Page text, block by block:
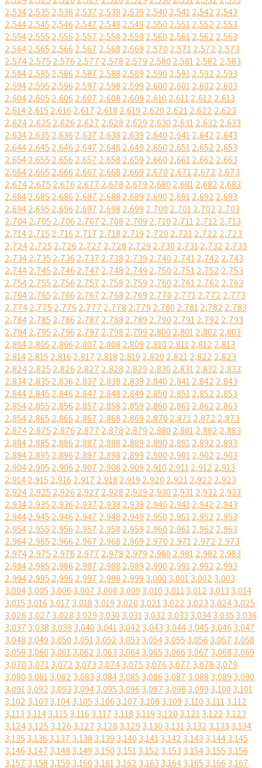
2,5342,535 2,536 2,537 2,538 2,539 2,540 2,5412,542 2,543
2,5442,545 2,546 2,547 2,548 2,549 2,550 2,5512,552 2,553
2,5542,555 2,556 2,557 2,558 2,559 2,560 2,5612,562 2,563
2,5642,565 2,566 2,567 2,568 2,569 2,570 2,5712,572 2,573
2,5742,575 2,576 2,577 2,578 2,579 2,580 2,5812,582 2,583
2,5842,585 2,586 2,587 2,588 2,589 2,590 2,5912,592 2,593
2,5942,595 2,596 2,597 2,598 2,599 2,600 2,6012,602 2,603
2,6042,605 2,606 2,607 2,608 2,609 2,610 2,6112,612 2,613
2,6142,615 2,616 2,617 2,618 2,619 2,620 2,6212,622 2,623
2,6242,625 2,626 2,627 2,628 2,629 2,630 2,6312,632 2,633
2,6342,635 2,636 2,637 2,638 2,639 2,640 2,6412,642 2,643
2,6442,645 2,646 2,647 2,648 2,649 2,650 2,6512,652 2,653
2,6542,655 2,656 2,657 2,658 2,659 2,660 2,6612,662 2,663
2,6642,665 2,666 2,667 2,668 2,669 2,670 2,6712,672 2,673
2,6742,675 2,676 2,677 2,678 2,679 2,680 2,6812,682 2,683
2,6842,685 2,686 2,687 2,688 2,689 2,690 2,6912,692 2,693
2,6942,695 2,696 2,697 2,698 2,699 2,700 2,7012,702 2,703
2,7042,705 2,706 2,707 2,708 2,709 2,710 2,7112,712 2,713
2,7142,715 2,716 2,717 2,718 2,719 2,720 2,7212,722 2,723
2,7242,725 2,726 2,727 2,728 2,729 2,730 2,7312,732 2,733
2,7342,735 2,736 2,737 2,738 2,739 2,740 2,7412,742 2,743
2,7442,745 2,746 2,747 2,748 2,749 2,750 2,7512,752 2,753
2,7542,755 2,756 2,757 2,758 2,759 2,760 2,7612,762 2,763
2,7642,765 2,766 2,767 2,768 2,769 2,770 2,7712,772 2,773
2,7742,775 2,776 2,777 2,778 2,779 2,780 2,7812,782 2,783
2,7842,785 2,786 2,787 2,788 2,789 2,790 2,7912,792 2,793
2,7942,795 2,796 2,797 2,798 2,799 2,800 2,8012,802 2,803
2,8042,805 2,806 2,807 2,808 2,809 2,810 2,8112,812 2,813
2,8142,815 2,816 2,817 2,818 2,819 2,820 2,8212,822 2,823
2,8242,825 2,826 2,827 2,828 2,829 2,830 2,8312,832 2,833
2,8342,835 2,836 2,837 2,838 2,839 2,840 2,8412,842 2,843
2,8442,845 2,846 2,847 2,848 2,849 2,850 2,8512,852 2,853
2,8542,855 2,856 2,857 2,858 2,859 2,860 2,8612,862 2,863
2,8642,865 2,866 2,867 2,868 2,869 2,870 2,8712,872 2,873
2,8742,875 2,876 2,877 2,878 2,879 2,880 2,8812,882 2,883
2,8842,885 2,886 2,887 2,888 2,889 2,890 2,8912,892 2,893
2,8942,895 2,896 2,897 2,898 2,899 2,900 2,9012,902 2,903
2,9042,905 2,906 2,907 2,908 2,909 2,910 2,9112,912 2,913
2,9142,915 2,916 2,917 2,918 2,919 2,920 2,9212,922 2,923
2,9242,925 2,926 2,927 2,928 2,929 2,930 2,9312,932 2,933
2,9342,935 2,936 2,937 2,938 2,939 2,940 2,9412,942 2,943
2,9442,945 2,946 2,947 2,948 2,949 2,950 2,9512,952 2,953
2,9542,955 2,956 2,957 2,958 2,959 2,960 2,9612,962 2,963
2,9642,965 2,966 2,967 2,968 2,969 2,970 2,9712,972 2,973
2,9742,975 2,976 2,977 2,978 2,979 2,980 2,9812,982 2,983
2,9842,985 2,986 2,987 2,988 2,989 2,990 2,9912,992 2,993
2,9942,995 2,996 2,997 2,998 2,999 3,000 3,0013,002 3,003
3,0043,005 3,006 3,007 3,008 3,009 3,010 3,0113,012 3,013 3,014
3,015 3,016 3,017 3,018 3,019 3,020 3,0213,022 3,023 3,0243,025
3,026 3,027 3,028 3,029 3,030 3,0313,032 3,033 3,0343,035 3,036
3,037 3,038 3,039 3,040 3,0413,042 3,043 3,0443,045 3,046 3,047
3,048 3,049 3,050 3,0513,052 3,053 3,0543,055 3,056 3,057 3,058
3,059 3,060 3,0613,062 3,063 3,0643,065 3,066 3,067 3,068 3,069
3,070 3,0713,072 3,073 3,0743,075 3,076 3,077 3,078 3,079
3,080 3,0813,082 3,083 3,0843,085 3,086 3,087 3,088 3,089 3,090
3,0913,092 3,093 3,0943,095 3,096 3,097 3,098 3,099 3,100 3,101
3,102 3,103 3,1043,105 3,106 3,107 3,108 3,109 3,110 3,1113,112
3,113 3,1143,115 3,116 3,117 3,118 3,119 3,120 3,1213,122 3,123
3,1243,125 3,126 3,127 3,128 3,129 3,130 3,1313,132 3,133 3,134
3,135 3,136 3,137 3,138 3,139 3,140 3,1413,142 3,143 3,1443,145
3,146 3,147 3,148 3,149 3,150 3,1513,152 3,153 3,1543,155 3,156
3,157 3,158 3,159 3,160 3,1613,162 3,163 3,1643,165 3,166 3,167